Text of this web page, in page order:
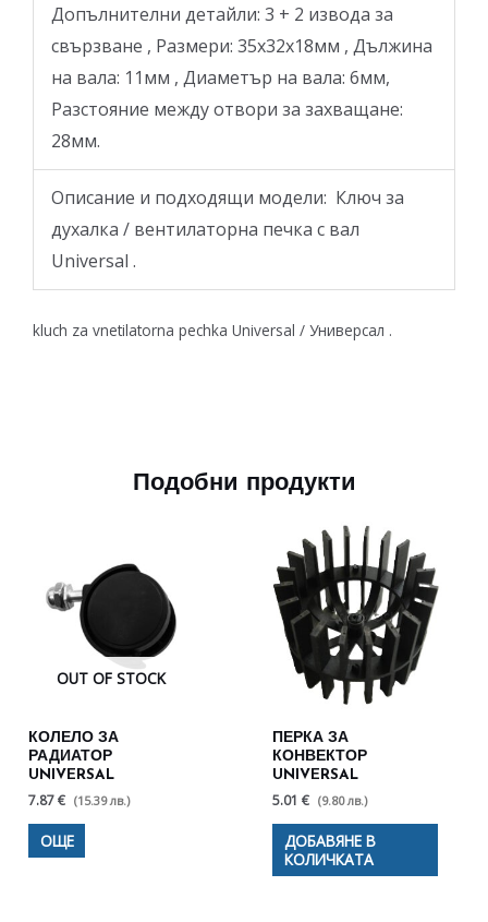
Допълнителни детайли: 3 + 2 извода за
свързване , Размери: 35x32x18мм , Дължина
на валa: 11мм , Диаметър на валa: 6мм,
Разстояние между отвори за захващане:
28мм.
Описание и подходящи модели: Ключ за
духалка / вентилаторна печка с вал
Universal .
kluch za vnetilatorna pechka Universal / Универсал .
Подобни продукти
OUT OF STOCK
КОЛЕЛО ЗА
РАДИАТОР
UNIVERSAL
7.87 € (15.39 лв.)
ОЩЕ
ПЕРКА ЗА
КОНВЕКТОР
UNIVERSAL
5.01 € (9.80 лв.)
ДОБАВЯНЕ В
КОЛИЧКАТА